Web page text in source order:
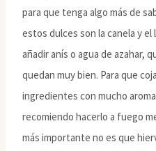
para que tenga algo más de
estos dulces son la canela y
añadir anís o agua de azahar,
quedan muy bien. Para que
ingredientes con mucho
recomiendo hacerlo a fuego
más importante no es que